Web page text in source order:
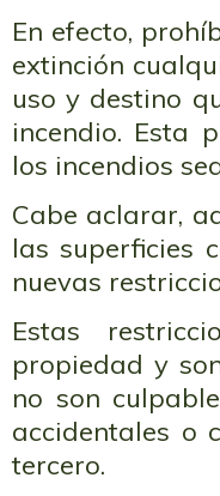
En efecto,
extinción
uso y destino
incendio. Esta
los incendios
Cabe aclarar,
las superficies
nuevas
Estas
propiedad y
no son
accidentales o
tercero.